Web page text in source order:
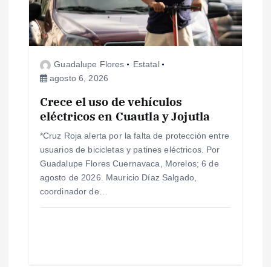
Guadalupe Flores
Estatal
agosto 6, 2026
Crece el uso de vehículos
eléctricos en Cuautla y Jojutla
*Cruz Roja alerta por la falta de protección entre
usuarios de bicicletas y patines eléctricos. Por
Guadalupe Flores Cuernavaca, Morelos; 6 de
agosto de 2026. Mauricio Díaz Salgado,
coordinador de…